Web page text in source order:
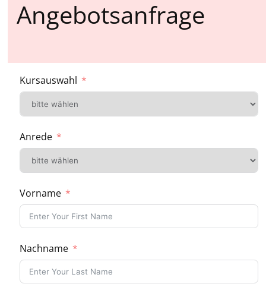
Angebotsanfrage
Kursauswahl
Anrede
Vorname
Nachname